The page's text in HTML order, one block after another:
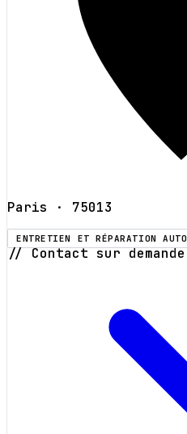
Paris · 75013
ENTRETIEN ET RÉPARATION AUTO
// Contact sur demande